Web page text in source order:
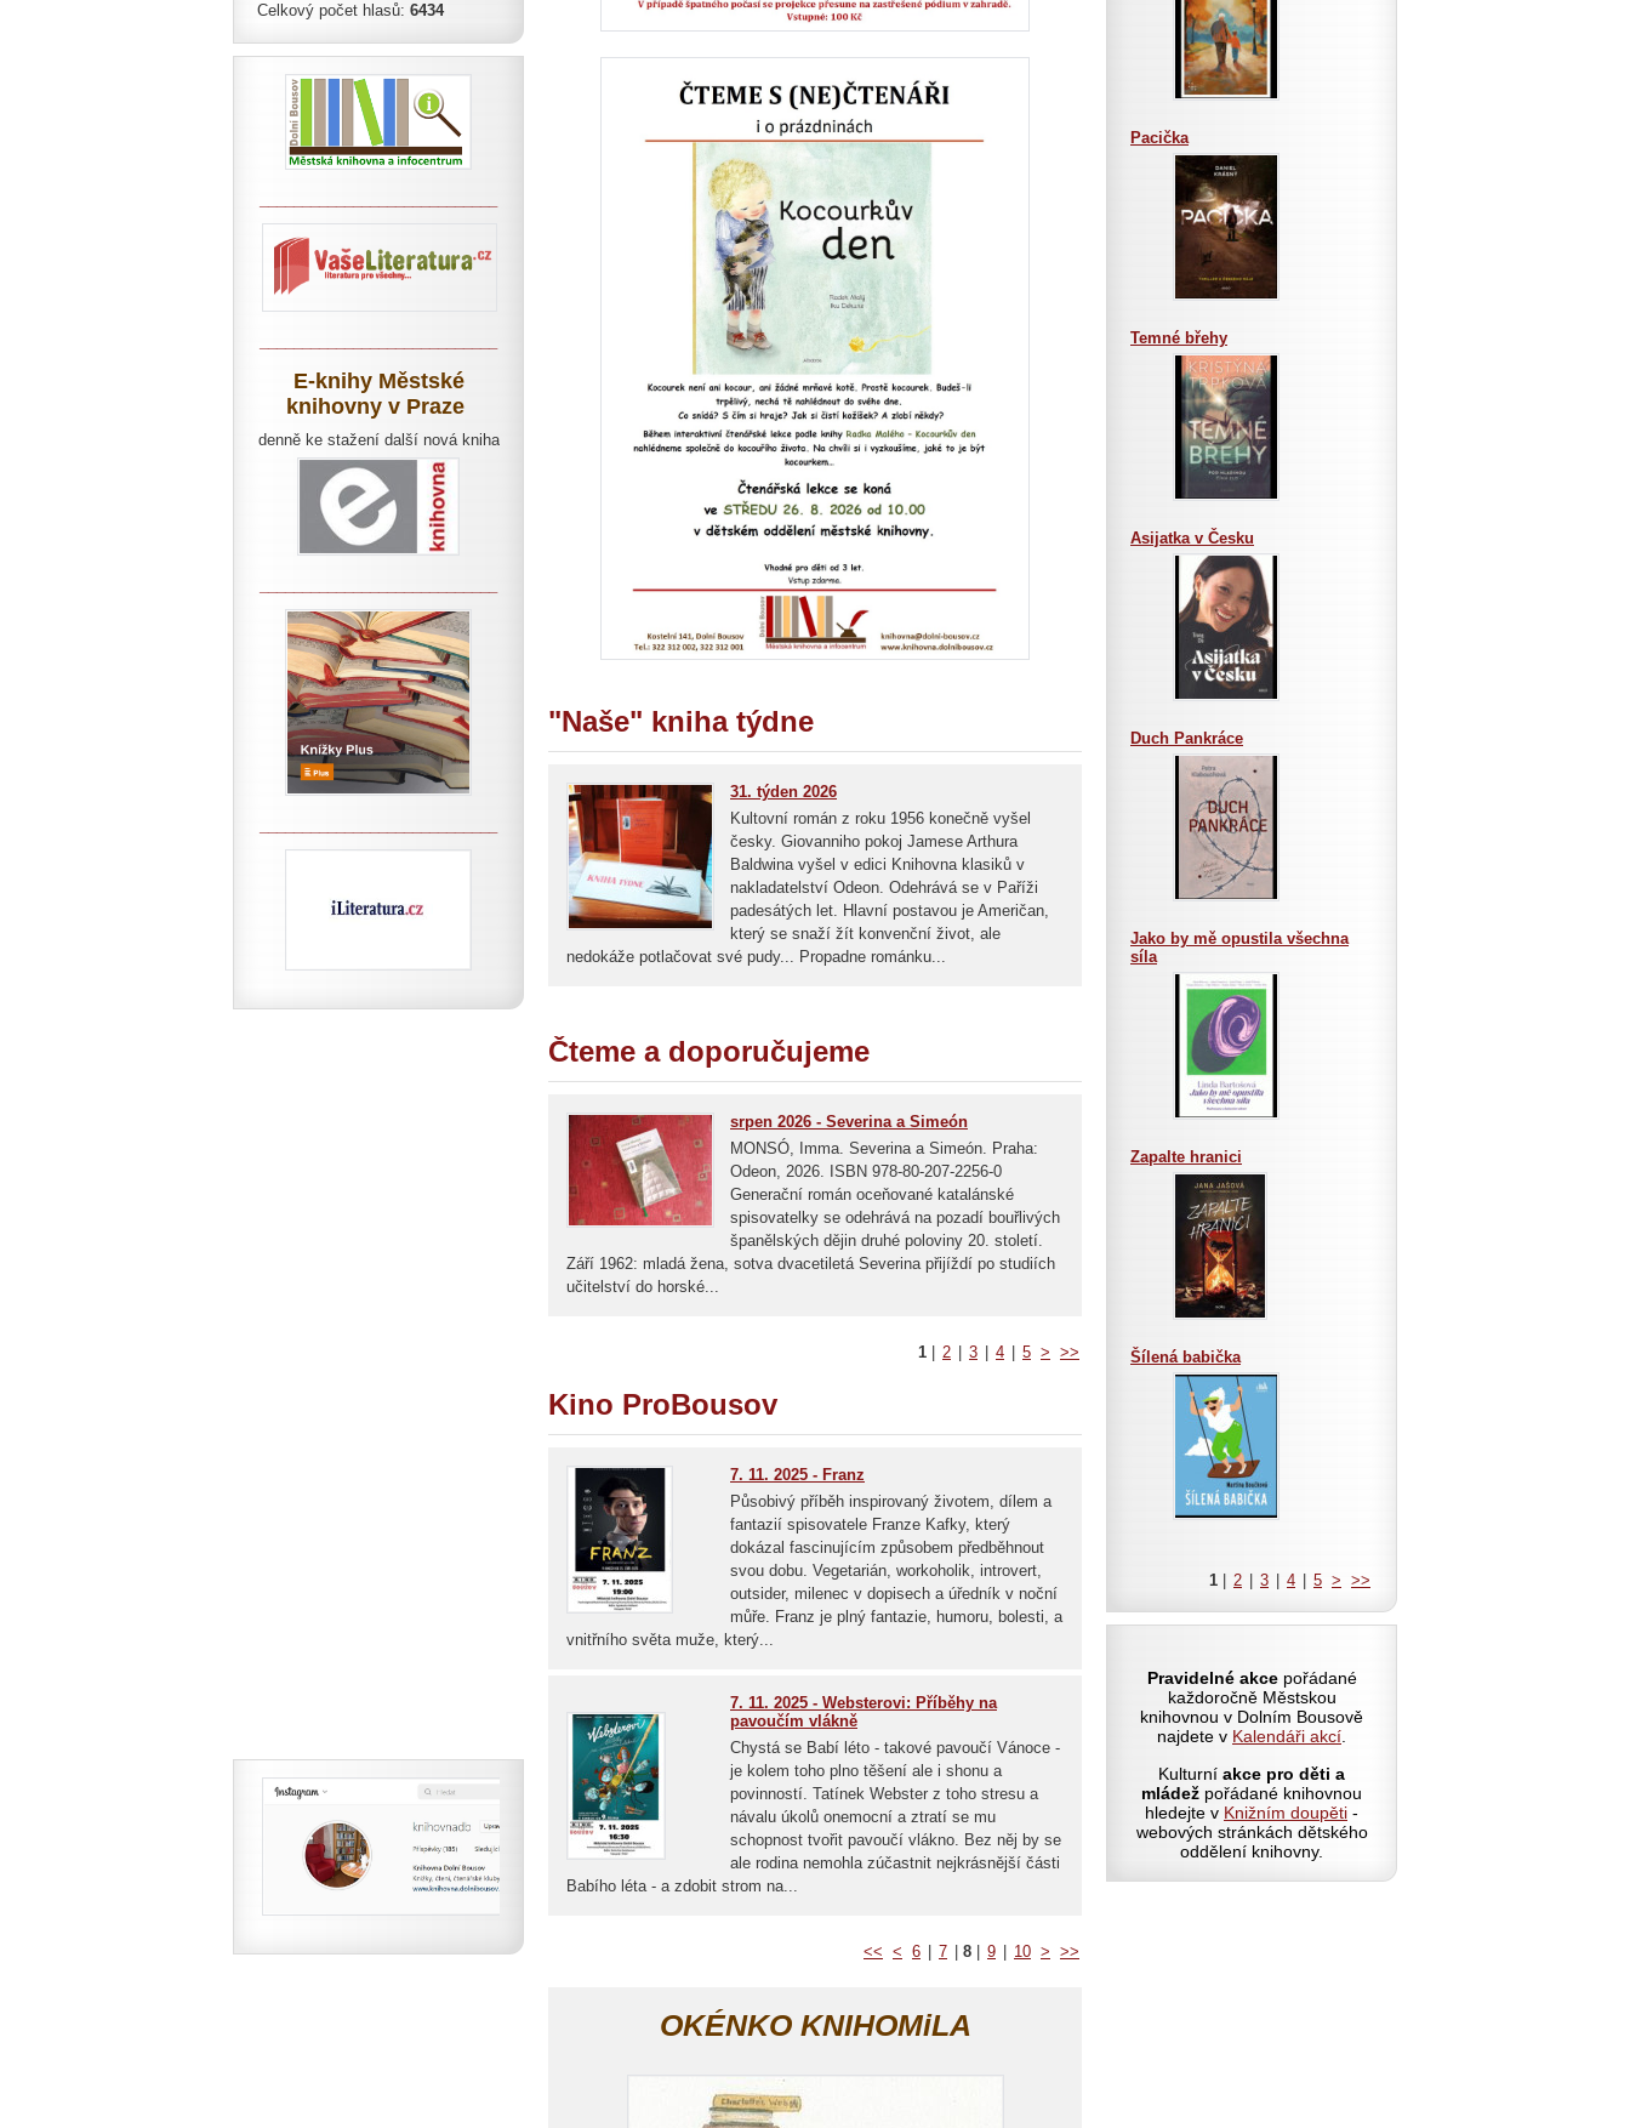
"Naše" kniha týdne
31. týden 2026
Kultovní román z roku 1956 konečně vyšel
česky. Giovanniho pokoj Jamese Arthura
Baldwina vyšel v edici Knihovna klasiků v
nakladatelství Odeon. Odehrává se v Paříži
padesátých let. Hlavní postavou je Američan,
který se snaží žít konvenční život, ale
nedokáže potlačovat své pudy... Propadne románku...
Čteme a doporučujeme
srpen 2026 - Severina a Simeón
MONSÓ, Imma. Severina a Simeón. Praha:
Odeon, 2026. ISBN 978-80-207-2256-0
Generační román oceňované katalánské
spisovatelky se odehrává na pozadí bouřlivých
španělských dějin druhé poloviny 20. století.
Září 1962: mladá žena, sotva dvacetiletá Severina přijíždí po studiích
učitelství do horské...
1 2 3 4 5 > >>
Kino ProBousov
7. 11. 2025 - Franz
Působivý příběh inspirovaný životem, dílem a
fantazií spisovatele Franze Kafky, který
dokázal fascinujícím způsobem předběhnout
svou dobu. Vegetarián, workoholik, introvert,
outsider, milenec v dopisech a úředník v noční
můře. Franz je plný fantazie, humoru, bolesti, a
vnitřního světa muže, který...
7. 11. 2025 - Websterovi: Příběhy na
pavoučím vlákně
Chystá se Babí léto - takové pavoučí Vánoce -
je kolem toho plno těšení ale i shonu a
povinností. Tatínek Webster z toho stresu a
návalu úkolů onemocní a ztratí se mu
schopnost tvořit pavoučí vlákno. Bez něj by se
ale rodina nemohla zúčastnit nejkrásnější části
Babího léta - a zdobit strom na...
<< < 6 7 8 9 10 > >>
OKÉNKO KNIHOMiLA
Pacička
Temné břehy
Asijatka v Česku
Duch Pankráce
Jako by mě opustila všechna
síla
Zapalte hranici
Šílená babička
1 2 3 4 5 > >>
Pravidelné akcepořádané
každoročně Městskou
knihovnou v Dolním Bousově
najdete v Kalendáři akcí
Kulturní akce pro děti a
mládež pořádané knihovnou
hledejte v Knižním doupěti -
webových stránkách dětského
oddělení knihovny.
Celkový počet hlasů: 6434
E-knihy Městské
knihovny v Praze
denně ke stažení další nová kniha